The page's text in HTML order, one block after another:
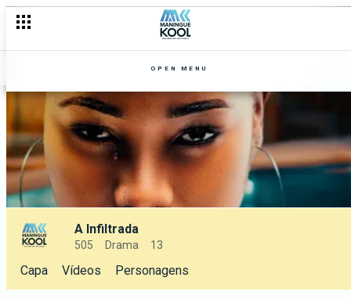
OPEN MENU
A Infiltrada
505 Drama 13
Capa Vídeos Personagens